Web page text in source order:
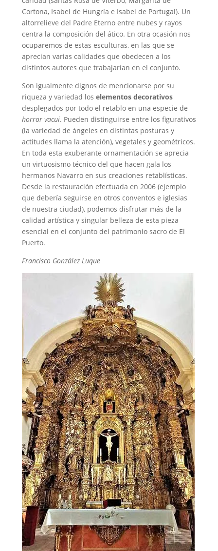
Cortona, Isabel de Hungría e Isabel de Portugal). Un
altorrelieve del Padre Eterno entre nubes y rayos
centra la composición del ático. En otra ocasión nos
ocuparemos de estas esculturas, en las que se
aprecian varias calidades que obedecen a los
distintos autores que trabajarían en el conjunto.
Son igualmente dignos de mencionarse por su
riqueza y variedad los elementos decorativos
desplegados por todo el retablo en una especie de
horror vacui. Pueden distinguirse entre los figurativos
(la variedad de ángeles en distintas posturas y
actitudes llama la atención), vegetales y geométricos.
En toda esta exuberante ornamentación se aprecia
un virtuosismo técnico del que hacen gala los
hermanos Navarro en sus creaciones retablísticas.
Desde la restauración efectuada en 2006 (ejemplo
que debería seguirse en otros conventos e iglesias
de nuestra ciudad), podemos disfrutar más de la
calidad artística y singular belleza de esta pieza
esencial en el conjunto del patrimonio sacro de El
Puerto.
Francisco González Luque